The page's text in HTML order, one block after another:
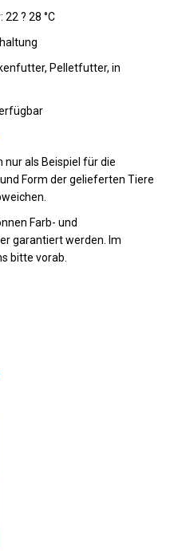
? 28 °C
Pelletfutter, in
nur als Beispiel für die
Form der gelieferten Tiere
Farb- und
garantiert werden. Im
bitte vorab.